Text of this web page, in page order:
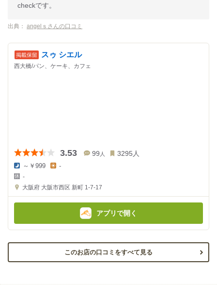
checkです。
出典： angelｓさんの口コミ
スゥ シエル
西大橋/パン、ケーキ、カフェ
3.53 99 人 3295 人
夜
の
金
～￥999
金
額
-
-
大阪府 大阪市西区 新町 1-7-17
アプリで開く
このお店の口コミをすべて見る